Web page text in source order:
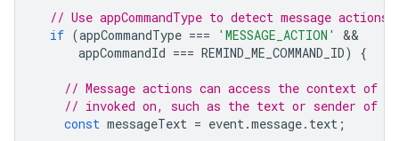
// Use appCommandType to detect message actions.
if (appCommandType === 'MESSAGE_ACTION'
appCommandId === REMIND_ME_COMMAND_ID) {
// Message actions can access the context of
// invoked on, such as the text or sender of
const messageText = event.message. text ;